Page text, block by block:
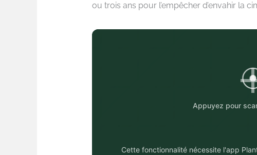
ou trois ans pour l’empêcher d’envahir la
Appuyez pour
Cette fonctionnalité nécessite l'app